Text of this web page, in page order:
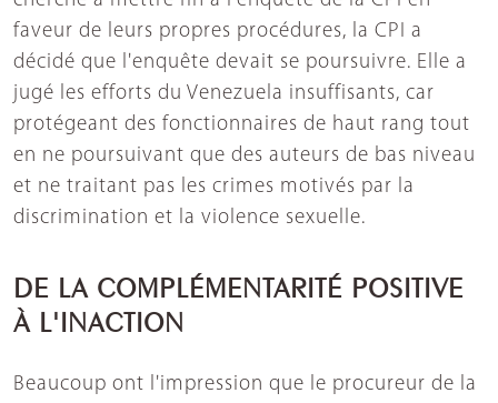
faveur de leurs propres procédures, la CPI a
décidé que l'enquête devait se poursuivre. Elle a
jugé les efforts du Venezuela insuffisants, car
protégeant des fonctionnaires de haut rang tout
en ne poursuivant que des auteurs de bas niveau
et ne traitant pas les crimes motivés par la
discrimination et la violence sexuelle.
DE LA COMPLÉMENTARITÉ POSITIVE
À L'INACTION
Beaucoup ont l'impression que le procureur de la